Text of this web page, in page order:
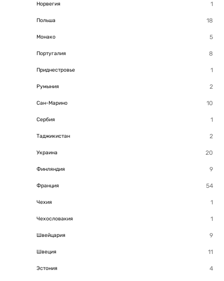
Норвегия
Польша
Монако
Португалия
Приднестровье
Румыния
Сан-Марино
Сербия
Таджикистан
Украина
Финляндия
Франция
Чехия
Чехословакия
Швейцария
Швеция
Эстония